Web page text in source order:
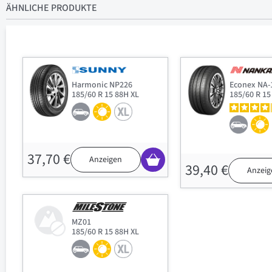
ÄHNLICHE PRODUKTE
Harmonic NP226
185/60 R 15 88H XL
37,70 € Anzeigen
Econex
185/60 R
39,40 €
MZ01
185/60 R 15 88H XL